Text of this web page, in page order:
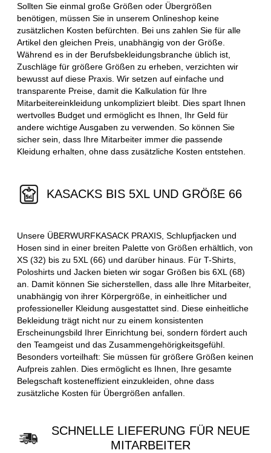
Sollten Sie einmal große Größen oder Übergrößen
benötigen, müssen Sie in unserem Onlineshop keine
zusätzlichen Kosten befürchten. Bei uns zahlen Sie für alle
Artikel den gleichen Preis, unabhängig von der Größe.
Während es in der Berufsbekleidungsbranche üblich ist,
Zuschläge für größere Größen zu erheben, verzichten wir
bewusst auf diese Praxis. Wir setzen auf einfache und
transparente Preise, damit die Kalkulation für Ihre
Mitarbeitereinkleidung unkompliziert bleibt. Dies spart Ihnen
wertvolles Budget und ermöglicht es Ihnen, Ihr Geld für
andere wichtige Ausgaben zu verwenden. So können Sie
sicher sein, dass Ihre Mitarbeiter immer die passende
Kleidung erhalten, ohne dass zusätzliche Kosten entstehen.
KASACKS BIS 5XL UND GRÖßE 66
Unsere ÜBERWURFKASACK PRAXIS, Schlupfjacken und
Hosen sind in einer breiten Palette von Größen erhältlich, von
XS (32) bis zu 5XL (66) und darüber hinaus. Für T-Shirts,
Poloshirts und Jacken bieten wir sogar Größen bis 6XL (68)
an. Damit können Sie sicherstellen, dass alle Ihre Mitarbeiter,
unabhängig von ihrer Körpergröße, in einheitlicher und
professioneller Kleidung ausgestattet sind. Diese einheitliche
Bekleidung trägt nicht nur zu einem konsistenten
Erscheinungsbild Ihrer Einrichtung bei, sondern fördert auch
den Teamgeist und das Zusammengehörigkeitsgefühl.
Besonders vorteilhaft: Sie müssen für größere Größen keinen
Aufpreis zahlen. Dies ermöglicht es Ihnen, Ihre gesamte
Belegschaft kosteneffizient einzukleiden, ohne dass
zusätzliche Kosten für Übergrößen anfallen.
SCHNELLE LIEFERUNG FÜR NEUE
MITARBEITER